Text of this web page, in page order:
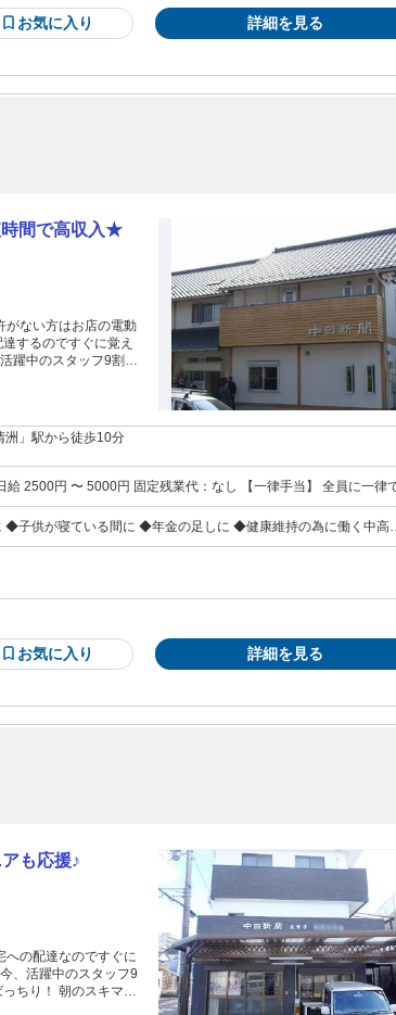
お気に入り 詳細を見る
時間で高収入★
がない方はお店の電動
洲」駅から徒歩10分
：なし 【一律手当】 全員に一律で支
子供が寝ている間に ◆年金の足しに ◆健康維持の為に働く中高年
お気に入り 詳細を見る
も応援♪
ちり！ 朝のスキマ時